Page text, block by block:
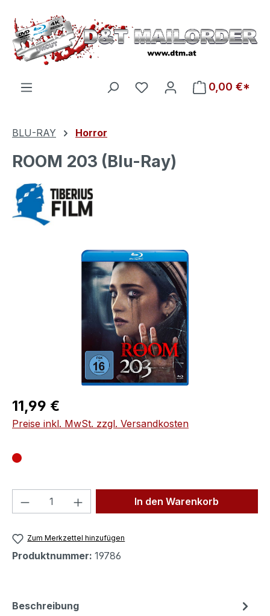
Zum Hauptinhalt springen
Du hast 0 Produkte auf
0,00 €*
BLU-RAY Horror
ROOM 203 (Blu-Ray)
Bildergalerie überspringen
Regulärer Preis:
11,99 €
Preise inkl. MwSt. zzgl. Versandkosten
Produkt Anzahl: Gib denIn den Warenkorb
Zum Merkzettel hinzufügen
Produktnummer: 19786
Beschreibung